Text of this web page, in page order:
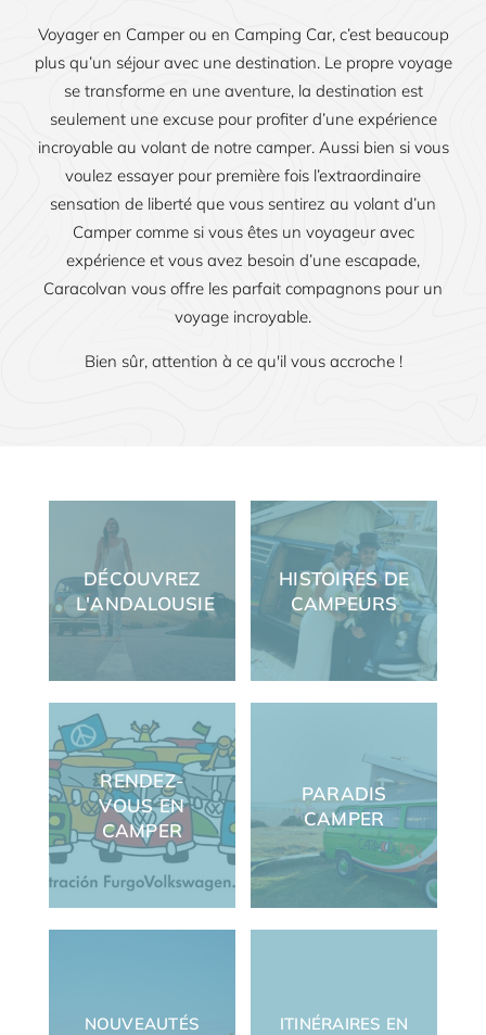
Voyager en Camper ou en Camping Car, c’est beaucoup
plus qu’un séjour avec une destination. Le propre voyage
se transforme en une aventure, la destination est
seulement une excuse pour profiter d’une expérience
incroyable au volant de notre camper. Aussi bien si vous
voulez essayer pour première fois l’extraordinaire
sensation de liberté que vous sentirez au volant d’un
Camper comme si vous êtes un voyageur avec
expérience et vous avez besoin d’une escapade,
Caracolvan vous offre les parfait compagnons pour un
voyage incroyable.
Bien sûr, attention à ce qu'il vous accroche !
DÉCOUVREZ
L'ANDALOUSIE
HISTOIRES DE
CAMPEURS
RENDEZ-
VOUS EN
CAMPER
PARADIS
CAMPER
NOUVEAUTÉS
ITINÉRAIRES EN